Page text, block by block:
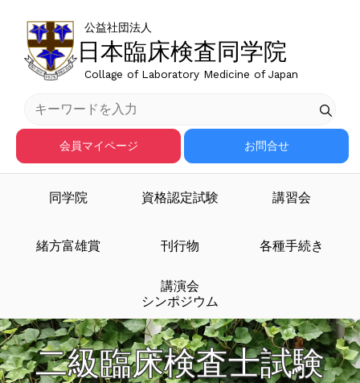
日本臨床検査同学院
公益社団法人
Collage of Laboratory Medicine of Japan
会員マイページ お問合せ
同学院 資格認定試験 講習会
緒方富雄賞 刊行物 各種手続き
講演会
シンポジウム
二級臨床検査士試験